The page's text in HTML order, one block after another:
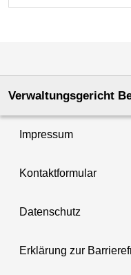
Verwaltungsgericht
Impressum
Kontaktformular
Datenschutz
Erklärung zur